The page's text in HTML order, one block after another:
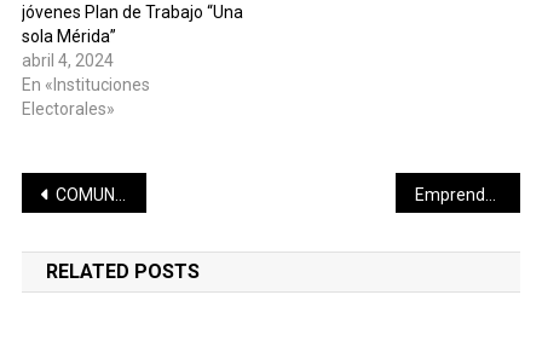
jóvenes Plan de Trabajo “Una
sola Mérida”
abril 4, 2024
En «Instituciones
Electorales»
Navegación
de
entradas
COMUNICADO DE PRENSA DE LA SECRETARÍA DE SALUD DE YUCATÁN
RELATED POSTS